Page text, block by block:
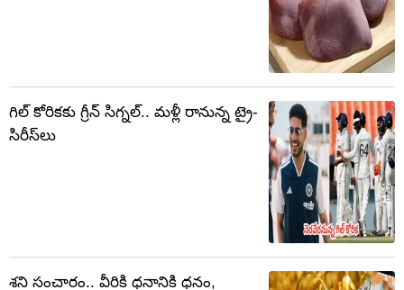
గిల్ కోరికకు గ్రీన్ సిగ్నల్.. మళ్లీ రానున్న ట్రై-
సిరీస్‌లు
శని సంచారం.. వీరికి ధనానికి ధనం,